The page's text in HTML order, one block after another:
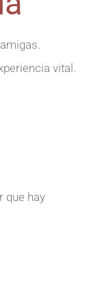
vital.
que hay